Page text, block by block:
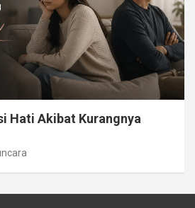
Hati Akibat Kurangnya